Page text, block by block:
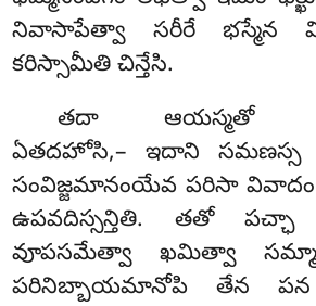
నివాసాపేత్వా సరీరే భస్మేన
కరిస్సామీతి చిన్తేసి.
తదా ఆయస్మతో
ఏతదహోసి,– ఇదాని సమణస్స
సంవిజ్జమానంయేవ పరిసా వివాదం
ఉపవదిస్సన్తితి. తతో పచ్ఛా
వూపసమేత్వా ఖమిత్వా
పరినిబ్బాయమానోపి తేన